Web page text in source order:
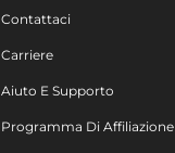
Contattaci
Carriere
Aiuto E Supporto
Programma Di Affiliazione